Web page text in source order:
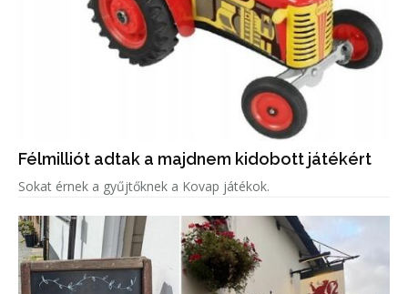
Félmilliót adtak a majdnem kidobott játékért
Sokat érnek a gyűjtőknek a Kovap játékok.